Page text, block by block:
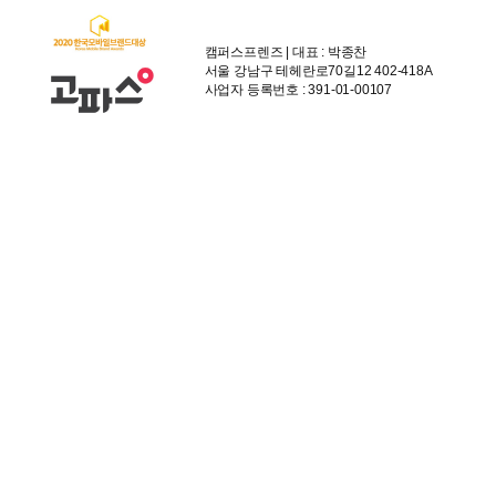
캠퍼스프렌즈 | 대표 : 박종찬
서울 강남구 테헤란로70길12 402-418A
사업자 등록번호 : 391-01-00107